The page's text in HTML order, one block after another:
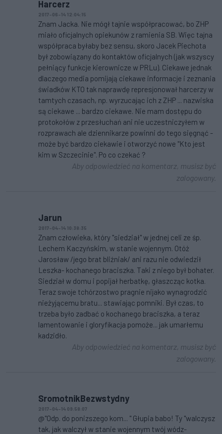
Harcerz
2017-06-14 12:04:15
Znam Jacka. Nie mógł tajnie współpracować, bo ZHP
miało oficjalnych opiekunów z ramienia SB. Więc tajna
współpraca byłaby bez sensu, skoro Jacek Piechota
był zobowiązany do kontaktów oficjalnych (jak wszyscy
pełniący funkcje kierownicze w PRLu). Ciekawe jednak
dlaczego media pomijają ciekawe informacje i zeznania
świadków KTO tak naprawdę represjonował harcerzy w
tamtych czasach, np. wyrzucając ich z ZHP ... nazwiska
są ciekawe ... bardzo ciekawe. Nie mam dostępu do
protokołów z przesłuchań ani nie uczestniczyłem w
rozprawach ale dziennikarze powinni do tego sięgnąć -
może być bardzo ciekawie i otworzyć nowe "Kto jest
kim w Szczecinie". Po co czekać ?
Aby odpowiedzieć na komentarz, musisz być
zalogowany.
Jarun
2017-04-14 10:38:35
Znam człowieka, który "siedział" w jednej celi ze śp.
Lechem Kaczyńskim, w stanie wojennym. Otóż
Jarosław /jego brat bliźniak/ ani razu nie odwiedził
Leszka- kochanego braciszka. Taki z niego był bohater.
Siedział w domu i popijał herbatkę, głaszcząc kotka.
Teraz swoje tchórzostwo pragnie nijako wynagrodzić
nieżyjącemu bratu... stawiając pomniki. Był czas, to
trzeba było zadbać o kochanego braciszka, a teraz
lamentowanie i gloryfikacja pomoże... jak umarłemu
kadzidło.
Aby odpowiedzieć na komentarz, musisz być
zalogowany.
SromotnikBezwstydny
2017-04-14 09:58:07
@"Odp. do ponizszego kom... " Głupia babo! Ty "walczysz
tak, jak walczył w stanie wojennym twój wódz-